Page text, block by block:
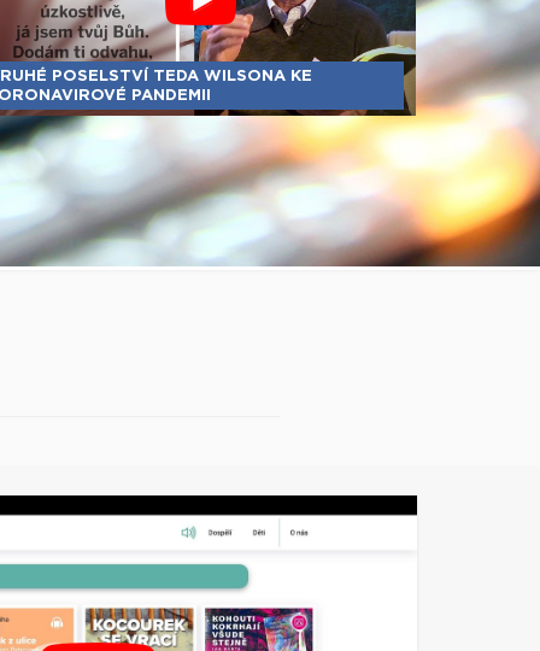
POSELSTVÍ TEDA WILSONA KE
PANDEMII